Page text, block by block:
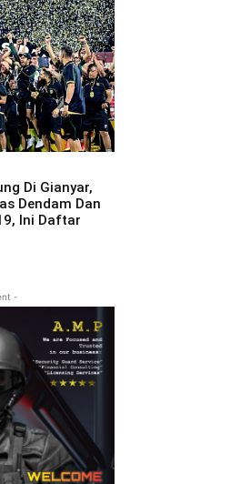
Di Gianyar,
Dendam Dan
Ini Daftar
-